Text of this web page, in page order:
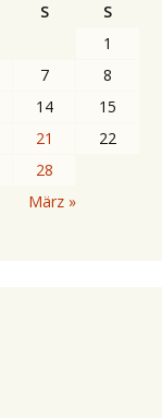
S
S
1
7
8
14
15
21
22
28
März »